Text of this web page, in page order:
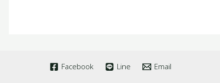
Facebook Line Email